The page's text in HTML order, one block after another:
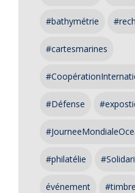
#bathymétrie
#cartesmarines
#Défense
#philatélie
événement #timbre